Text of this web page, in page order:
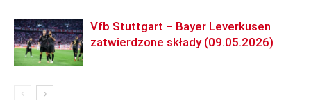
Vfb Stuttgart – Bayer Leverkusen
zatwierdzone składy (09.05.2026)